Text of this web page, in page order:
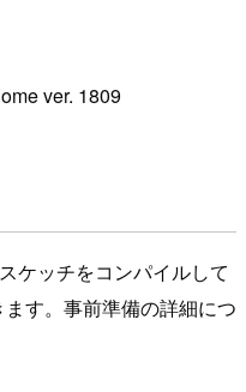
ver. 1809
ケッチをコンパイルして
す。事前準備の詳細につ